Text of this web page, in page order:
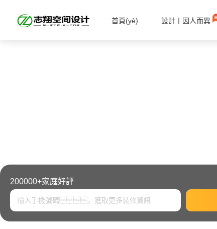
首頁(yè) 設計丨因人而異
200000+家庭好評